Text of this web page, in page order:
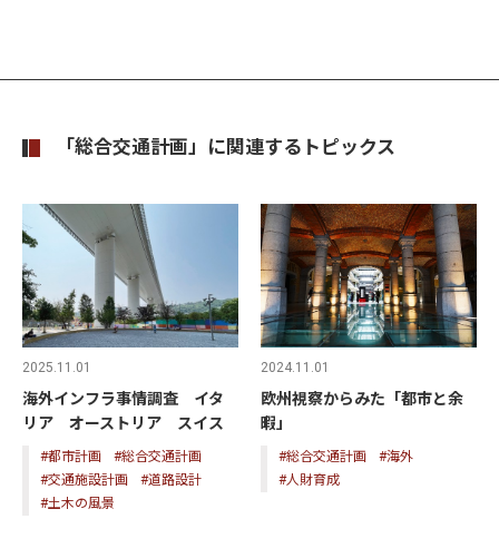
「総合交通計画」に関連するトピックス
2025.11.01
海外インフラ事情調査 イタ
リア オーストリア スイス
#都市計画
#総合交通計画
#交通施設計画
#道路設計
#土木の風景
2024.11.01
欧州視察からみた「都市と余
暇」
#総合交通計画
#海外
#人財育成